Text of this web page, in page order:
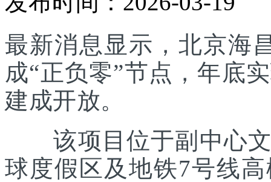
最新消息显示，北京海
成“正负零”节点，年底
建成开放。
该项目位于副中心文
球度假区及地铁7号线